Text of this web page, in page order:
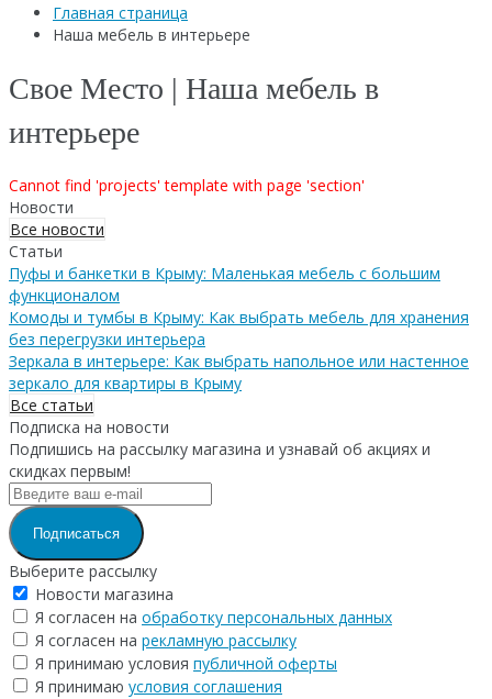
Главная страница
Наша мебель в интерьере
Свое Место | Наша мебель в
интерьере
Cannot find 'projects' template with page 'section'
Новости
Все новости
Статьи
Пуфы и банкетки в Крыму: Маленькая мебель с большим
функционалом
Комоды и тумбы в Крыму: Как выбрать мебель для хранения
без перегрузки интерьера
Зеркала в интерьере: Как выбрать напольное или настенное
зеркало для квартиры в Крыму
Все статьи
Подписка на новости
Подпишись на рассылку магазина и узнавай об акциях и
скидках первым!
Подписаться
Выберите рассылку
Новости магазина
Я согласен на обработку персональных данных
Я согласен на рекламную рассылку
Я принимаю условия публичной оферты
Я принимаю условия соглашения